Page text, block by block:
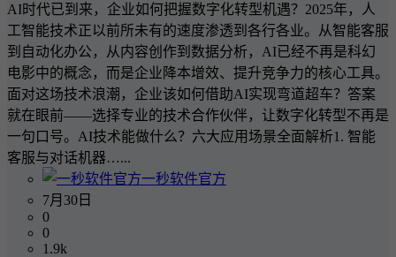
AI时代已到来，企业如何把握数字化转型机遇？2025年，人
工智能技术正以前所未有的速度渗透到各行各业。从智能客服
到自动化办公，从内容创作到数据分析，AI已经不再是科幻
电影中的概念，而是企业降本增效、提升竞争力的核心工具。
面对这场技术浪潮，企业该如何借助AI实现弯道超车？答案
就在眼前——选择专业的技术合作伙伴，让数字化转型不再是
一句口号。AI技术能做什么？六大应用场景全面解析1. 智能
客服与对话机器…...
一秒软件官方
7月30日
0
0
1.9k